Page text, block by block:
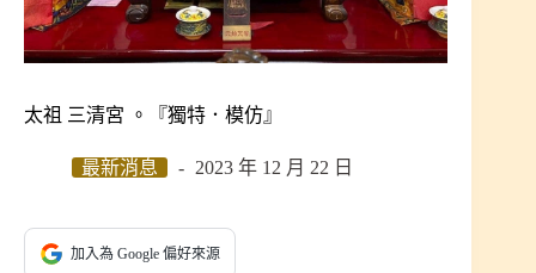
太祖 三清宮 。『獨特．模仿』
最新消息 2023 年 12 月 22 日
加入為 Google 偏好來源